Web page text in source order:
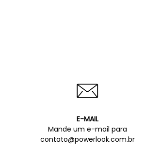
E-MAIL
Mande um e-mail para
contato@powerlook.com.br